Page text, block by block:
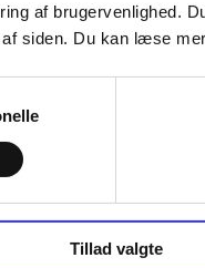
af brugervenlighed.
siden. Du kan læse
Tillad valgte